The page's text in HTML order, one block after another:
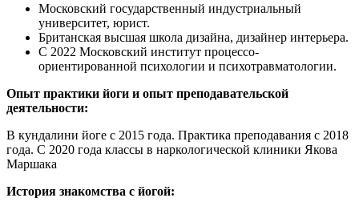
Московский государственный индустриальный
университет, юрист.
Британская высшая школа дизайна, дизайнер интерьера.
С 2022 Московский институт процессо-
ориентированной психологии и психотравматологии.
Опыт практики йоги и опыт преподавательской
деятельности:
В кундалини йоге с 2015 года. Практика преподавания с 2018
года. С 2020 года классы в наркологической клиники Якова
Маршака
История знакомства с йогой: